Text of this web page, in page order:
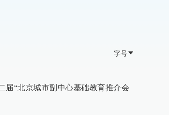
字号
届“北京城市副中心基础教育推介会